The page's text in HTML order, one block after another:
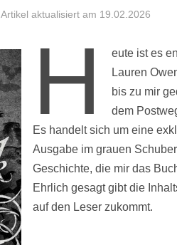
Artikel aktualisiert am 19.02.2026
H eute ist es
Lauren
bis zu mir
dem
Es handelt sich um eine
Ausgabe im grauen
Geschichte, die mir das
Ehrlich gesagt gibt die
auf den Leser zukommt.